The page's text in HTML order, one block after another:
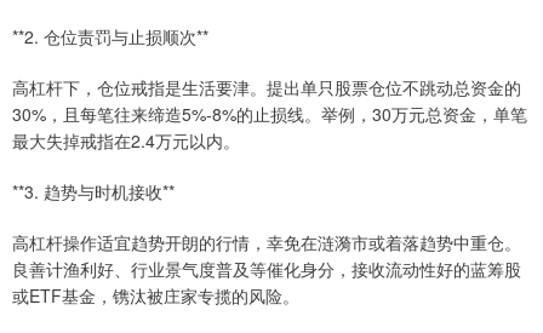
**2. 仓位责罚与止损顺次**
高杠杆下，仓位戒指是生活要津。提出单只股票仓位不跳动总资金的
30%，且每笔往来缔造5%-8%的止损线。举例，30万元总资金，单笔
最大失掉戒指在2.4万元以内。
**3. 趋势与时机接收**
高杠杆操作适宜趋势开朗的行情，幸免在涟漪市或着落趋势中重仓。
良善计渔利好、行业景气度普及等催化身分，接收流动性好的蓝筹股
或ETF基金，镌汰被庄家专揽的风险。